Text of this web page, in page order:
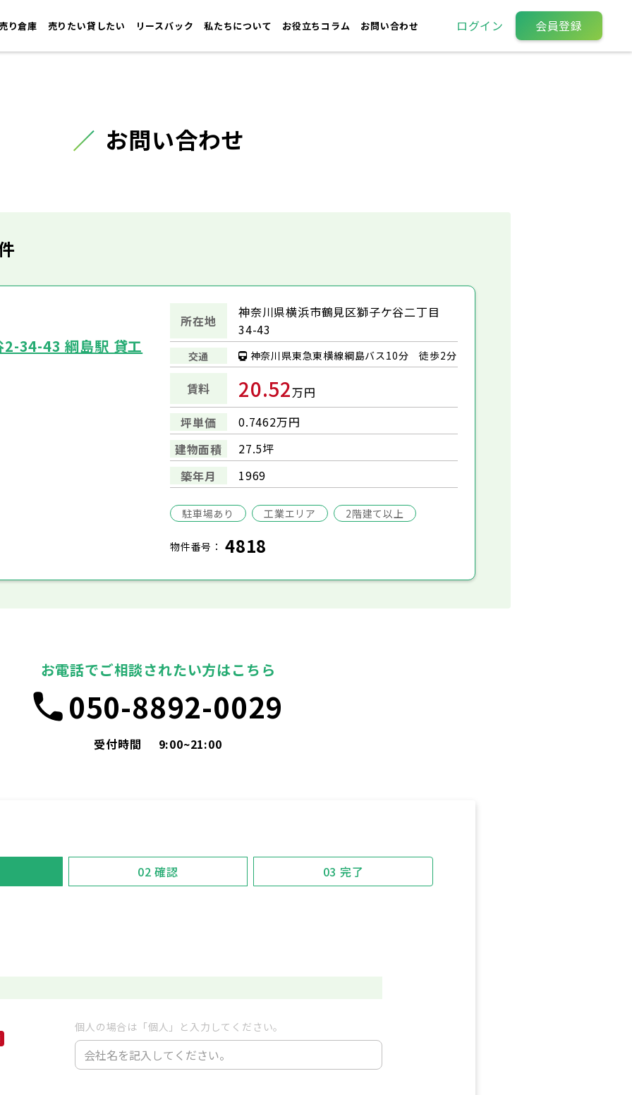
売り倉庫 売りたい貸したい リースバック 私たちについて お役立ちコラム お問い合わせ ログイン 会員登録
お問い合わせ
2-34-43 綱島駅 貸工
所在地
神奈川県横浜市鶴見区獅子ケ谷二丁目
34-43
交通 神奈川県東急東横線綱島バス10分 徒歩2分
賃料 20.52万円
坪単価
0.7462万円
建物面積
27.5坪
築年月
1969
駐車場あり 工業エリア 2階建て以上
物件番号： 4818
お電話でご相談されたい方はこちら
050-8892-0029
受付時間 9:00~21:00
02 確認 03 完了
個人の場合は「個人」と入力してください。